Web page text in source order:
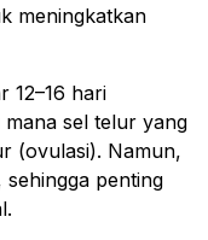
meningkatkan
12–16 hari
sel telur yang
(ovulasi). Namun,
penting